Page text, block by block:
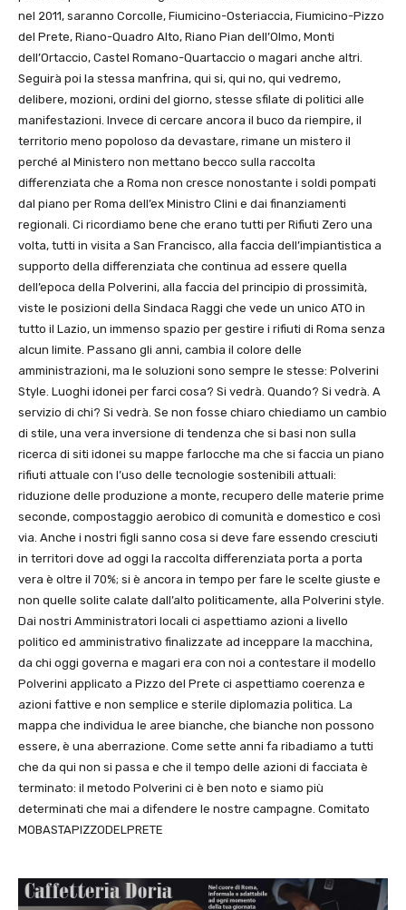
nel 2011, saranno Corcolle, Fiumicino-Osteriaccia, Fiumicino-Pizzo
del Prete, Riano-Quadro Alto, Riano Pian dell’Olmo, Monti
dell’Ortaccio, Castel Romano-Quartaccio o magari anche altri.
Seguirà poi la stessa manfrina, qui si, qui no, qui vedremo,
delibere, mozioni, ordini del giorno, stesse sfilate di politici alle
manifestazioni. Invece di cercare ancora il buco da riempire, il
territorio meno popoloso da devastare, rimane un mistero il
perché al Ministero non mettano becco sulla raccolta
differenziata che a Roma non cresce nonostante i soldi pompati
dal piano per Roma dell’ex Ministro Clini e dai finanziamenti
regionali. Ci ricordiamo bene che erano tutti per Rifiuti Zero una
volta, tutti in visita a San Francisco, alla faccia dell’impiantistica a
supporto della differenziata che continua ad essere quella
dell’epoca della Polverini, alla faccia del principio di prossimità,
viste le posizioni della Sindaca Raggi che vede un unico ATO in
tutto il Lazio, un immenso spazio per gestire i rifiuti di Roma senza
alcun limite. Passano gli anni, cambia il colore delle
amministrazioni, ma le soluzioni sono sempre le stesse: Polverini
Style. Luoghi idonei per farci cosa? Si vedrà. Quando? Si vedrà. A
servizio di chi? Si vedrà. Se non fosse chiaro chiediamo un cambio
di stile, una vera inversione di tendenza che si basi non sulla
ricerca di siti idonei su mappe farlocche ma che si faccia un piano
rifiuti attuale con l’uso delle tecnologie sostenibili attuali:
riduzione delle produzione a monte, recupero delle materie prime
seconde, compostaggio aerobico di comunità e domestico e così
via. Anche i nostri figli sanno cosa si deve fare essendo cresciuti
in territori dove ad oggi la raccolta differenziata porta a porta
vera è oltre il 70%; si è ancora in tempo per fare le scelte giuste e
non quelle solite calate dall’alto politicamente, alla Polverini style.
Dai nostri Amministratori locali ci aspettiamo azioni a livello
politico ed amministrativo finalizzate ad inceppare la macchina,
da chi oggi governa e magari era con noi a contestare il modello
Polverini applicato a Pizzo del Prete ci aspettiamo coerenza e
azioni fattive e non semplice e sterile diplomazia politica. La
mappa che individua le aree bianche, che bianche non possono
essere, è una aberrazione. Come sette anni fa ribadiamo a tutti
che da qui non si passa e che il tempo delle azioni di facciata è
terminato: il metodo Polverini ci è ben noto e siamo più
determinati che mai a difendere le nostre campagne. Comitato
MOBASTAPIZZODELPRETE